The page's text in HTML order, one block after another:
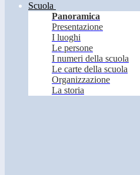
Scuola
Panoramica
Presentazione
I luoghi
Le persone
I numeri della scuola
Le carte della scuola
Organizzazione
La storia